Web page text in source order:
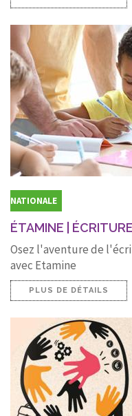
NATIONALE
ÉTAMINE |
Osez l'aventure de
avec Etamine
PLUS DE DÉTAILS